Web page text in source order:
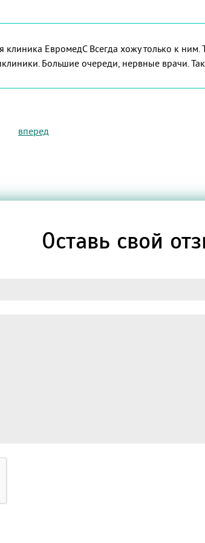
клиника ЕвромедС Всегда хожу только к
Большие очереди, нервные врачи. Так
вперед
Оставь свой